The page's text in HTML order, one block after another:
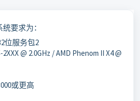
要求为：
位服务包2
@ 2.0GHz / AMD Phenom II X4 @
或更高